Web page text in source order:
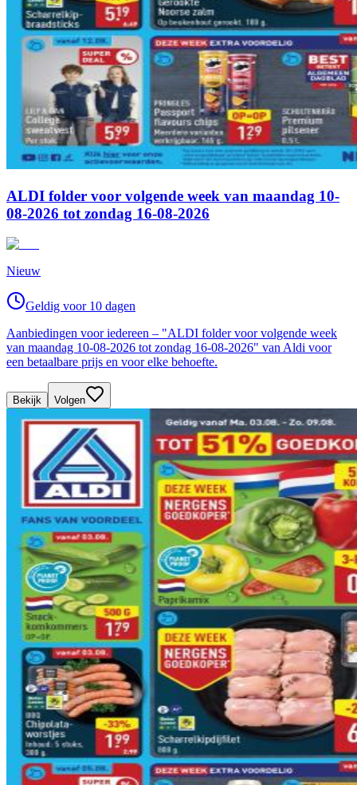
ALDI folder voor volgende week van maandag 10-
08-2026 tot zondag 16-08-2026
Nieuw
Geldig voor 10 dagen
Aanbiedingen voor iedereen – "ALDI folder voor volgende week
van maandag 10-08-2026 tot zondag 16-08-2026" van Aldi voor
een betaalbare prijs en voor elke behoefte.
Bekijk Volgen